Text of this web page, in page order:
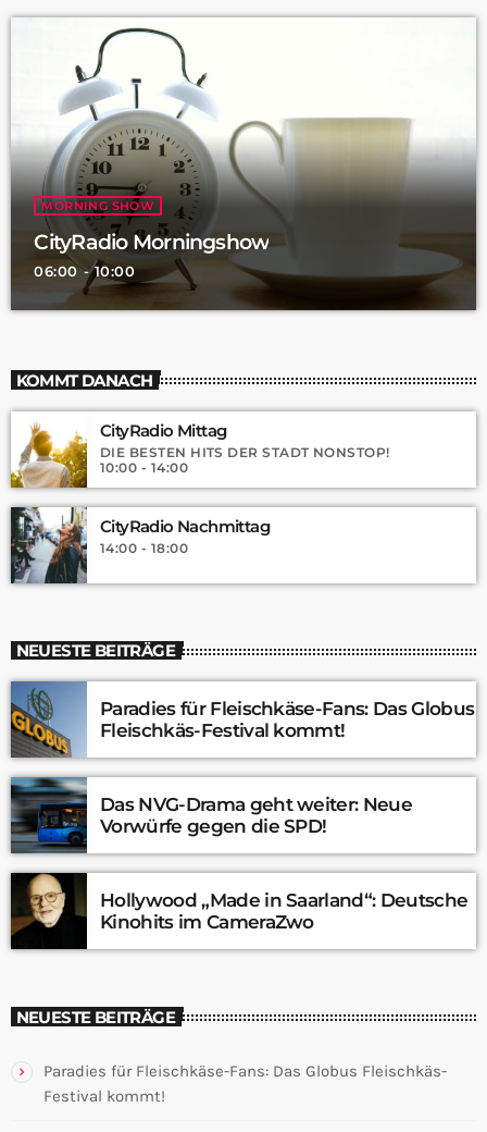
MORNING SHOW
CityRadio Morningshow
06:00 - 10:00
KOMMT DANACH
CityRadio Mittag
DIE BESTEN HITS DER STADT NONSTOP!
10:00 - 14:00
CityRadio Nachmittag
14:00 - 18:00
NEUESTE BEITRÄGE
Paradies für Fleischkäse-Fans: Das Globus
Fleischkäs-Festival kommt!
Das NVG-Drama geht weiter: Neue
Vorwürfe gegen die SPD!
Hollywood „Made in Saarland“: Deutsche
Kinohits im CameraZwo
NEUESTE BEITRÄGE
Paradies für Fleischkäse-Fans: Das Globus Fleischkäs-
Festival kommt!